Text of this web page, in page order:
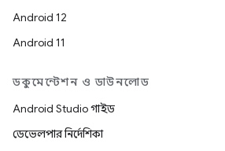
Android 12
Android 11
ডকুমেন্টেশন ও ডাউনলোড
Android Studio গাইড
ডেভেলপার নির্দেশিকা